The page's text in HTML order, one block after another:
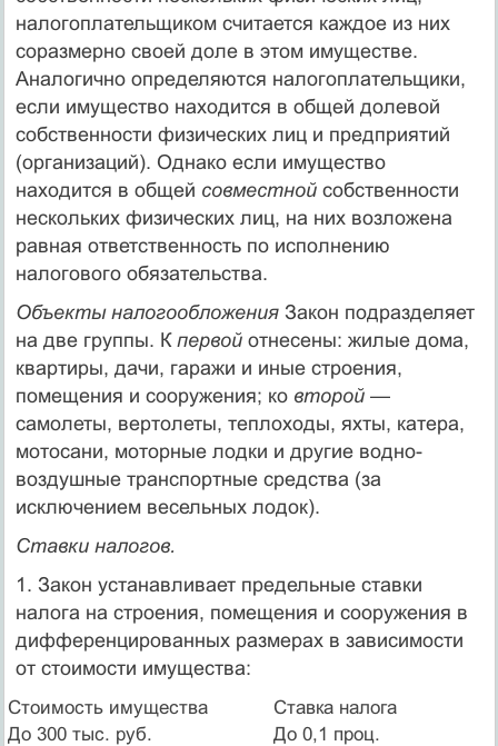
налогоплательщиком считается каждое из них
соразмерно своей доле в этом имуществе.
Аналогично определяются налого­плательщики,
если имущество находится в общей долевой
собст­венности физических лиц и предприятий
(организаций). Однако если имущество
находится в общей совместнойсобственности
не­скольких физических лиц, на них возложена
равная ответствен­ность по исполнению
налогового обязательства.
Объекты налогообложенияЗакон подразделяет
на две группы. К первойотнесены: жилые дома,
квартиры, дачи, гаражи и иные строения,
помещения и сооружения; ко второй —
самолеты, вер­толеты, теплоходы, яхты, катера,
мотосани, моторные лодки и другие водно-
воздушные транспортные средства (за
исключением весельных лодок).
Ставки налогов.
1. Закон устанавливает предельные ставки
налога на строения, помещения и сооружения в
дифференцированных размерах в за­висимости
от стоимости имущества:
Стоимость имущества
Ставка налога
До 300 тыс. руб.
До 0,1 проц.